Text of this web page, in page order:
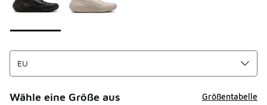
Wähle eine Größe aus Größentabelle